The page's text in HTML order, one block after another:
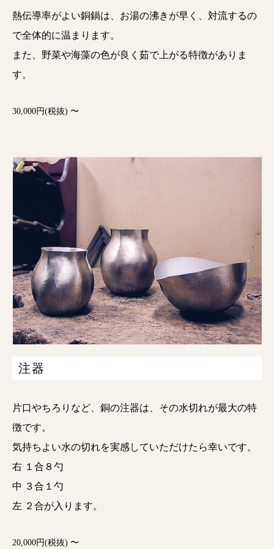
熱伝導率がよい銅鍋は、お湯の沸きが早く、対流するの
で全体的に温まります。
また、野菜や海藻の色が良く茹で上がる特徴がありま
す。
30,000円(税抜) 〜
注器
片口やちろりなど、銅の注器は、その水切れが最大の特
徴です。
気持ちよい水の切れを実感していただけたら幸いです。
右 １合８勺
中 ３合１勺
左 ２合が入ります。
20,000円(税抜) 〜